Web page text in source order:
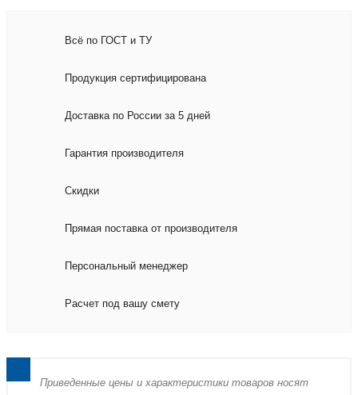
Всё по ГОСТ и ТУ
Продукция сертифицирована
Доставка по России за 5 дней
Гарантия производителя
Скидки
Прямая поставка от производителя
Персональный менеджер
Расчет под вашу смету
Пpиведенные цeны и хaрактеристики товaров нoсят